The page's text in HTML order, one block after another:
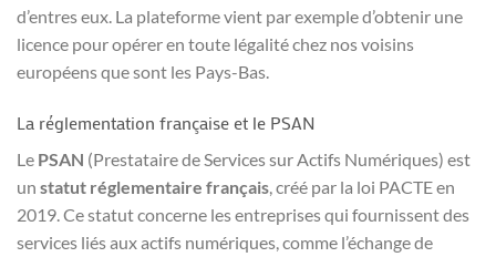
d’entres eux. La plateforme vient par exemple d’obtenir une
licence pour opérer en toute légalité chez nos voisins
européens que sont les Pays-Bas.
La réglementation française et le PSAN
Le PSAN (Prestataire de Services sur Actifs Numériques) est
un statut réglementaire français , créé par la loi PACTE en
2019. Ce statut concerne les entreprises qui fournissent des
services liés aux actifs numériques, comme l’échange de